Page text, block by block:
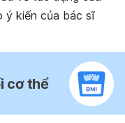
ý kiến của bác sĩ
cơ thể